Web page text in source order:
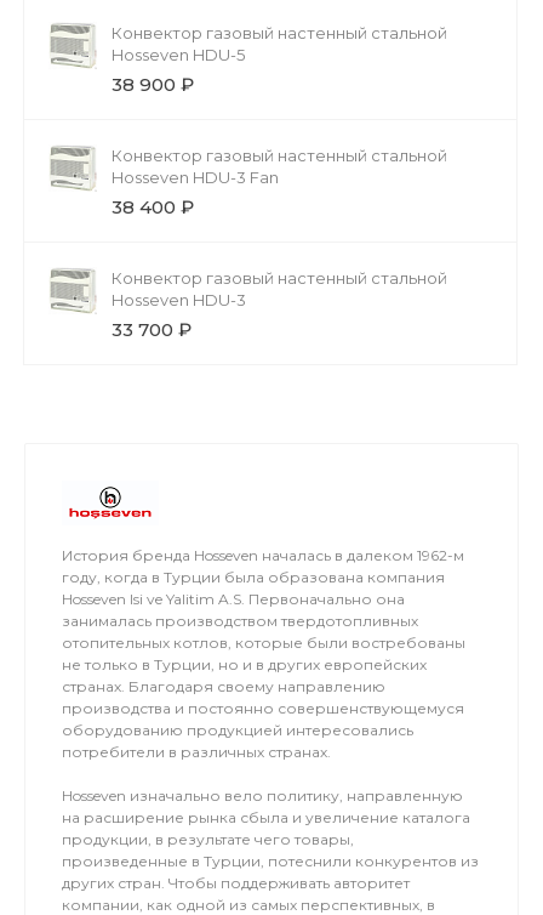
Конвектор газовый настенный стальной
Hosseven HDU-5
38 900 ₽
Конвектор газовый настенный стальной
Hosseven HDU-3 Fan
38 400 ₽
Конвектор газовый настенный стальной
Hosseven HDU-3
33 700 ₽
История бренда Hosseven началась в далеком 1962-м
году, когда в Турции была образована компания
Hosseven Isi ve Yalitim A.S. Первоначально она
занималась производством твердотопливных
отопительных котлов, которые были востребованы
не только в Турции, но и в других европейских
странах. Благодаря своему направлению
производства и постоянно совершенствующемуся
оборудованию продукцией интересовались
потребители в различных странах.
Hosseven изначально вело политику, направленную
на расширение рынка сбыла и увеличение каталога
продукции, в результате чего товары,
произведенные в Турции, потеснили конкурентов из
других стран. Чтобы поддерживать авторитет
компании, как одной из самых перспективных, в